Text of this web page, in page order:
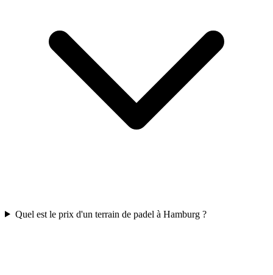
Quel est le prix d'un terrain de padel à Hamburg ?